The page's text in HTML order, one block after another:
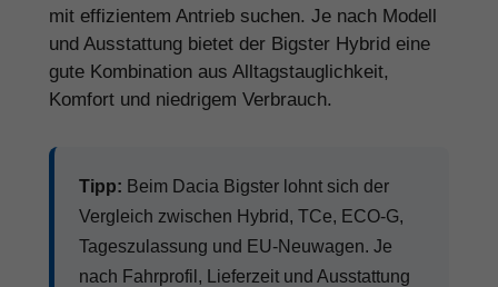
mit effizientem Antrieb suchen. Je nach Modell
und Ausstattung bietet der Bigster Hybrid eine
gute Kombination aus Alltagstauglichkeit,
Komfort und niedrigem Verbrauch.
Tipp: Beim Dacia Bigster lohnt sich der
Vergleich zwischen Hybrid, TCe, ECO-G,
Tageszulassung und EU-Neuwagen. Je
nach Fahrprofil, Lieferzeit und Ausstattung